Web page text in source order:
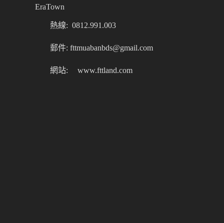
EraTown
熱線: 0812.991.003
郵件: fttmuabanbds@gmail.com
網站: www.fttland.com